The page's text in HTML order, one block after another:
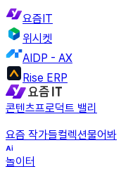
요즘IT
위시켓
AIDP - AX
Rise ERP
콘텐츠프로덕트 밸리
요즘 작가들컬렉션물어봐
놀이터